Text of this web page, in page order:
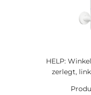
HELP:
zerlegt,